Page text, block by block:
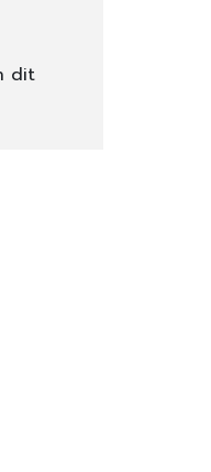
dit